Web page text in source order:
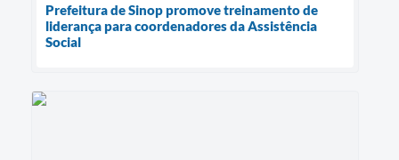
Prefeitura de Sinop promove treinamento de
liderança para coordenadores da Assistência
Social